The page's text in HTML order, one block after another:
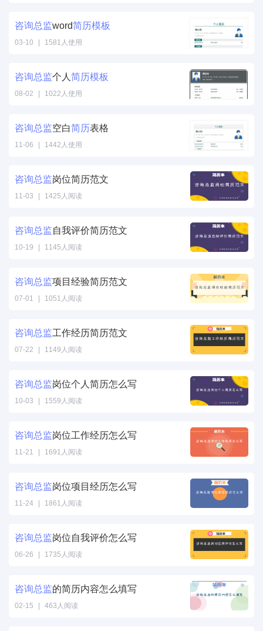
咨询总监word简历模板
03-10 1581人使用
咨询总监个人 简历模板
08-02 1022人使用
咨询总监空白简历表格
11-06 1442人使用
咨询总监岗位简历范文
11-03 1425人阅读
咨询总监自我评价简历范文
10-19 1145人阅读
咨询总监项目经验简历范文
07-01 1051人阅读
咨询总监工作经历简历范文
07-22 1149人阅读
咨询总监岗位个人简历怎么写
10-03 1559人阅读
咨询总监岗位工作经历怎么写
11-21 1691人阅读
咨询总监岗位项目经历怎么写
11-24 1861人阅读
咨询总监岗位自我评价怎么写
06-26 1735人阅读
咨询总监的简历内容怎么填写
02-15 463人阅读